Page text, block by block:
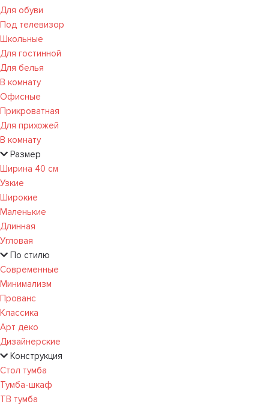
Для обуви
Под телевизор
Школьные
Для гостинной
Для белья
В комнату
Офисные
Прикроватная
Для прихожей
В комнату
Размер
Ширина 40 см
Узкие
Широкие
Маленькие
Длинная
Угловая
По стилю
Современные
Минимализм
Прованс
Классика
Арт деко
Дизайнерские
Конструкция
Стол тумба
Тумба-шкаф
ТВ тумба